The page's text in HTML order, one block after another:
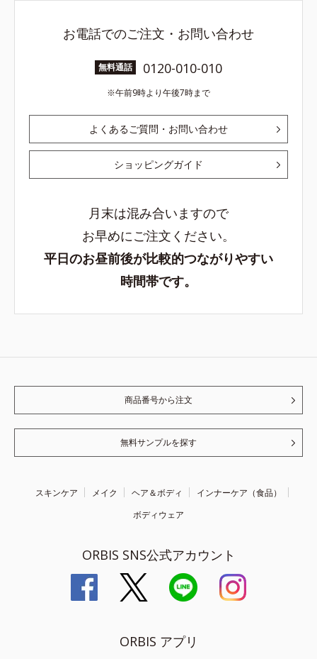
お電話でのご注文・お問い合わせ
無料通話 0120-010-010
午前9時より午後7時まで
よくあるご質問・お問い合わせ
ショッピングガイド
月末は混み合いますので
お早めにご注文ください。
平日のお昼前後が比較的つながりやすい
時間帯です。
商品番号から注文
無料サンプルを探す
スキンケア メイク ヘア＆ボディ
インナーケア（食品）
ボディウェア
ORBIS SNS公式アカウント
ORBIS アプリ